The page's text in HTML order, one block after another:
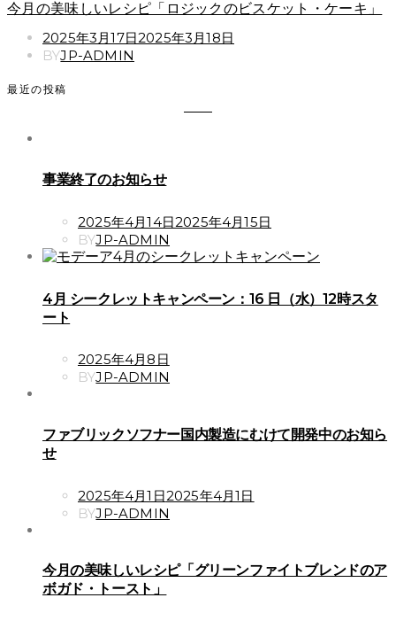
今月の美味しいレシピ「ロジックのビスケット・ケーキ」
POSTED
ON
2025年3月17日2025年3月18日
BYJP-ADMIN
最近の投稿
事業終了のお知らせ
POSTED
ON
2025年4月14日2025年4月15日
BYJP-ADMIN
4月 シークレットキャンペーン：16 日（水）12時スタ
ート
POSTED
ON
2025年4月8日
BYJP-ADMIN
ファブリックソフナー国内製造にむけて開発中のお知ら
せ
POSTED
ON
2025年4月1日2025年4月1日
BYJP-ADMIN
今月の美味しいレシピ「グリーンファイトブレンドのア
ボガド・トースト」